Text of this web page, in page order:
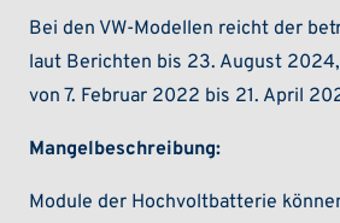
Bei den VW-Modellen reicht der
laut Berichten bis 23. August
von 7. Februar 2022 bis 21. April
Mangelbeschreibung:
Module der Hochvoltbatterie